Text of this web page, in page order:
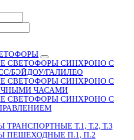
СВЕТОФОРЫ СИНХРОНО С
БЭЙДОУ/ГАЛИЛЕО
СВЕТОФОРЫ СИНХРОНО С
ЧАСАМИ
СВЕТОФОРЫ СИНХРОНО С
Т.1, Т.2, Т.3
ПЕШЕХОДНЫЕ П.1, П.2